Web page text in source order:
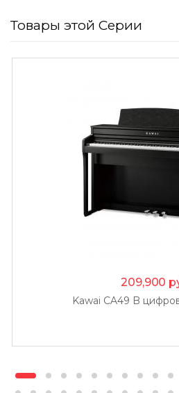
Товары этой Серии
209,900
Kawai CA49 B